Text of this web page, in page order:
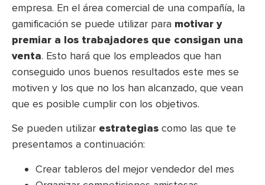
empresa. En el área comercial de una compañía, la
gamificación se puede utilizar para motivar y
premiar a los trabajadores que consigan una
venta. Esto hará que los empleados que han
conseguido unos buenos resultados este mes se
motiven y los que no los han alcanzado, que vean
que es posible cumplir con los objetivos.
Se pueden utilizar estrategias como las que te
presentamos a continuación:
Crear tableros del mejor vendedor del mes